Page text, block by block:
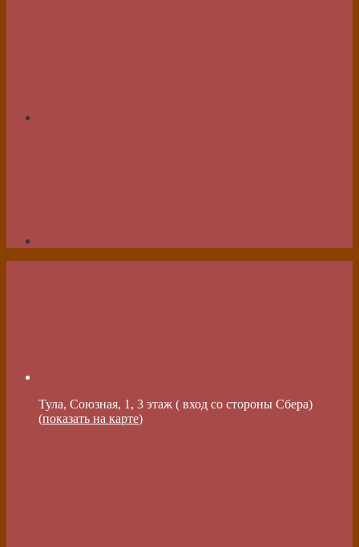
Тула, Союзная, 1, 3 этаж ( вход со стороны Сбера)
(показать на карте)